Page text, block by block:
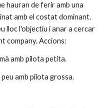
hauran de ferir amb una
amb el costat dominant.
lloc l'objectiu i anar a cercar
company. Accions:
amb pilota petita.
amb pilota grossa.